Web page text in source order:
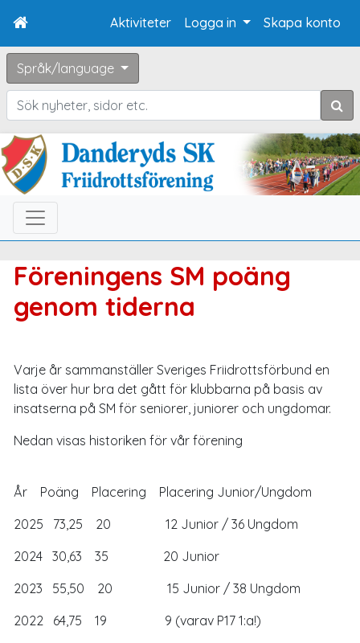
Aktiviteter Logga in Skapa konto
Språk/language
Sök
Föreningens SM poäng
genom tiderna
Varje år sammanställer Sveriges Friidrottsförbund en
lista över hur bra det gått för klubbarna på basis av
insatserna på SM för seniorer, juniorer och ungdomar.
Nedan visas historiken för vår förening
År Poäng Placering Placering Junior/Ungdom
2025 73,25 20 12 Junior / 36 Ungdom
2024 30,63 35 20 Junior
2023 55,50 20 15 Junior / 38 Ungdom
2022 64,75 19 9 (varav P17 1:a!)